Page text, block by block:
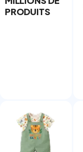
PRODUITS